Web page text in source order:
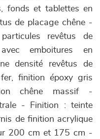
fonds et tablettes en
de placage chêne -
revêtus de
emboitures en
densité revêtus de
finition époxy gris
chêne massif -
- Finition : teinte
de finition acrylique
200 cm et 175 cm -